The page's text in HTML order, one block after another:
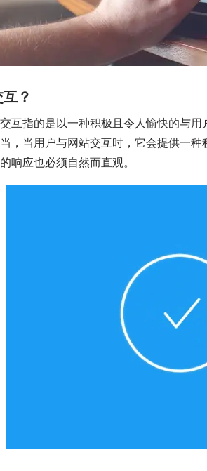
？
互指的是以一种积极且令人愉快的与
，当用户与网站交互时，它会提供一
响应也必须自然而直观。